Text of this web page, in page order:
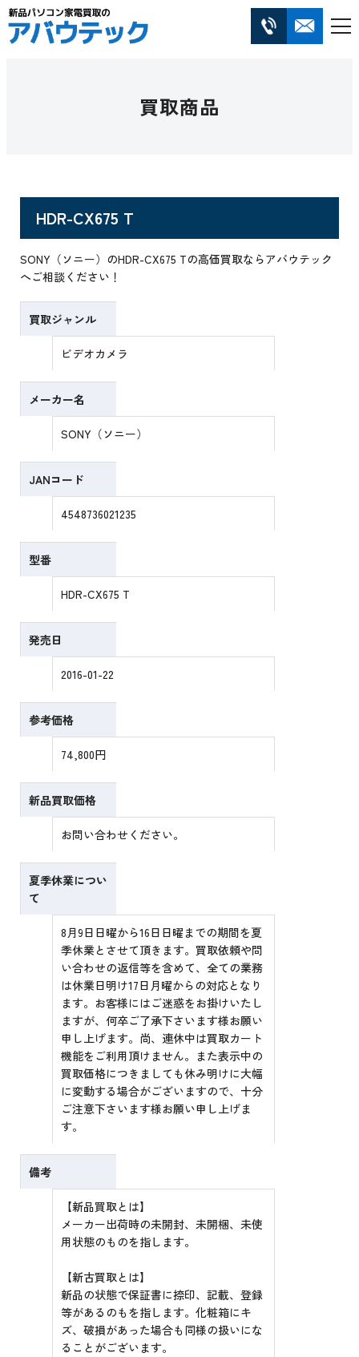
買取商品
HDR-CX675 T
SONY（ソニー）のHDR-CX675 Tの高価買取ならアバウテック
へご相談ください！
買取ジャンル
ビデオカメラ
メーカー名
SONY（ソニー）
JANコード
4548736021235
型番
HDR-CX675 T
発売日
2016-01-22
参考価格
74,800円
新品買取価格
お問い合わせください。
夏季休業につい
て
8月9日日曜から16日日曜までの期間を夏
季休業とさせて頂きます。買取依頼や問
い合わせの返信等を含めて、全ての業務
は休業日明け17日月曜からの対応となり
ます。お客様にはご迷惑をお掛けいたし
ますが、何卒ご了承下さいます様お願い
申し上げます。尚、連休中は買取カート
機能をご利用頂けません。また表示中の
買取価格につきましても休み明けに大幅
に変動する場合がございますので、十分
ご注意下さいます様お願い申し上げま
す。
備考
【新品買取とは】
メーカー出荷時の未開封、未開梱、未使
用状態のものを指します。
【新古買取とは】
新品の状態で保証書に捺印、記載、登録
等があるのもを指します。化粧箱にキ
ズ、破損があった場合も同様の扱いにな
ることがございます。